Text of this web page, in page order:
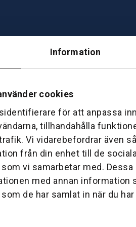
Information
cookies
för att anpassa
tillhandahålla
Vi vidarebefordrar även
från din enhet till de
vi samarbetar med. Dessa
med annan information
de har samlat in när du